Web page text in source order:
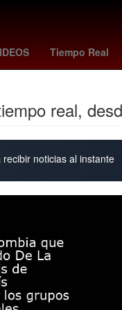
Tiempo Real
de París 2024 Inmueble
real,
noticias al instante